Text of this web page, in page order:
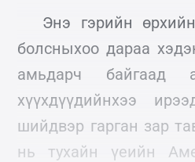
Энэ гэрийн
болсныхоо дараа
амьдарч байгаад
хүүхдүүдийнхээ
шийдвэр гарган зар
нь тухайн үеийн